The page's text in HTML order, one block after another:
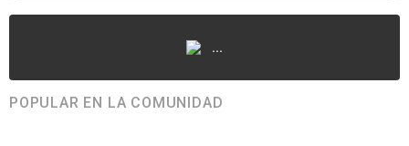
...
POPULAR EN LA COMUNIDAD